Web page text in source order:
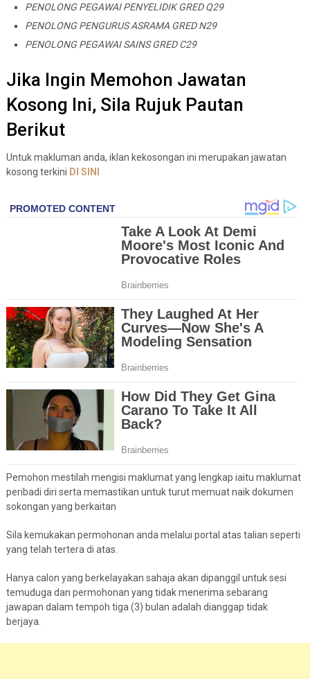
PENOLONG PEGAWAI PENYELIDIK GRED Q29
PENOLONG PENGURUS ASRAMA GRED N29
PENOLONG PEGAWAI SAINS GRED C29
Jika Ingin Memohon Jawatan
Kosong Ini, Sila Rujuk Pautan
Berikut
Untuk makluman anda, iklan kekosongan ini merupakan jawatan
kosong terkini DI S N
Pemohon mestilah mengisi maklumat yang lengkap iaitu maklumat
peribadi diri serta memastikan untuk turut memuat naik dokumen
sokongan yang berkaitan
Sila kemukakan permohonan anda melalui portal atas talian seperti
yang telah tertera di atas.
Hanya calon yang berkelayakan sahaja akan dipanggil untuk sesi
temuduga dan permohonan yang tidak menerima sebarang
jawapan dalam tempoh tiga (3) bulan adalah dianggap tidak
berjaya.